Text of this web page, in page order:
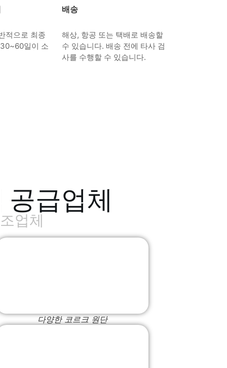
적으로 최종
일이 소
배송
해상, 항공 또는 택배로 배송할
수 있습니다. 배송 전에 타사 검
사를 수행할 수 있습니다.
급업체
업체
다양한 코르크 원단